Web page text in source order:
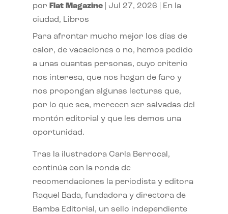
por Flat Magazine| Jul 27, 2026
En la
ciudad, Libros
Para afrontar mucho mejor los días de
calor, de vacaciones o no, hemos pedido
a unas cuantas personas, cuyo criterio
nos interesa, que nos hagan de faro y
nos propongan algunas lecturas que,
por lo que sea, merecen ser salvadas del
montón editorial y que les demos una
oportunidad.
Tras la ilustradora Carla Berrocal,
continúa con la ronda de
recomendaciones la periodista y editora
Raquel Bada, fundadora y directora de
Bamba Editorial, un sello independiente